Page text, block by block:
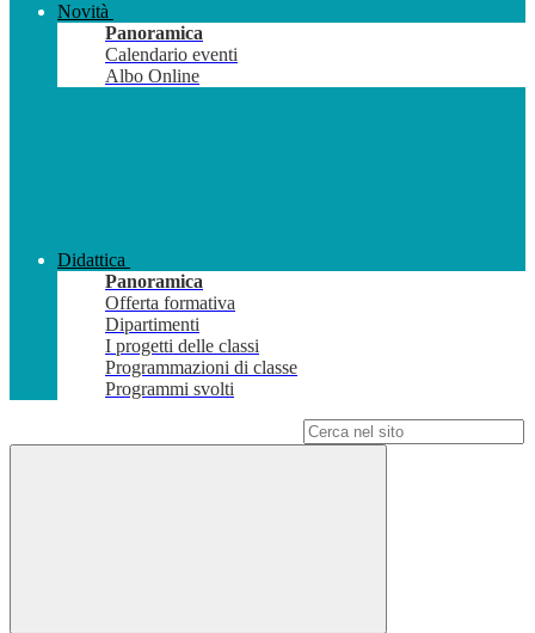
Novità
Panoramica
Calendario eventi
Albo Online
Didattica
Panoramica
Offerta formativa
Dipartimenti
I progetti delle classi
Programmazioni di classe
Programmi svolti